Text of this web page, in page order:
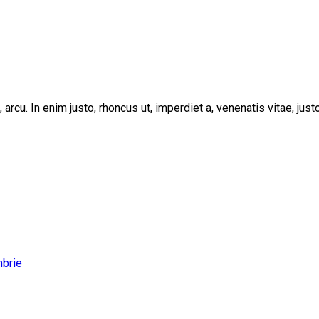
In enim justo, rhoncus ut, imperdiet a, venenatis vitae,